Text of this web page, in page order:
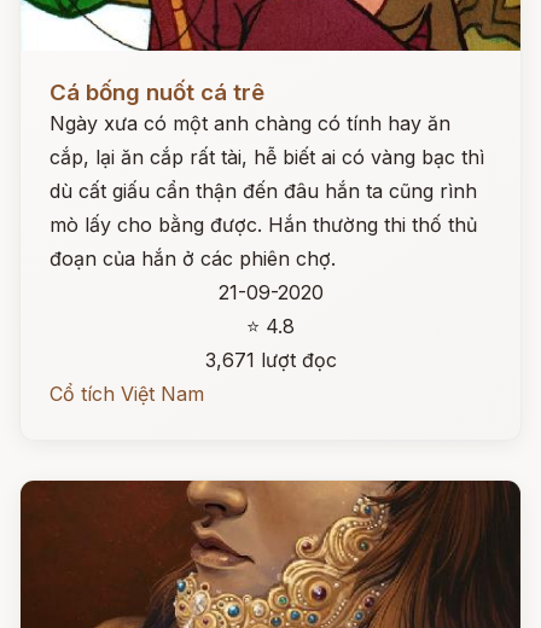
Đọc ngay
Cá bống nuốt cá trê
Ngày xưa có một anh chàng có tính hay ăn
cắp, lại ăn cắp rất tài, hễ biết ai có vàng bạc thì
dù cất giấu cẩn thận đến đâu hắn ta cũng rình
mò lấy cho bằng được. Hắn thường thi thố thủ
đoạn của hắn ở các phiên chợ.
21-09-2020
⭐ 4.8
3,671 lượt đọc
Cổ tích Việt Nam